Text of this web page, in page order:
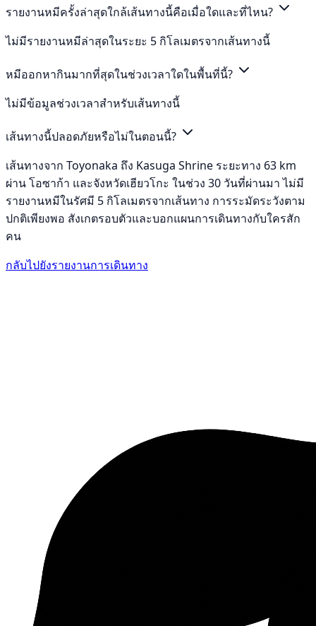
รายงานหมีครั้งล่าสุดใกล้เส้นทางนี้คือเมื่อใดและที่ไหน?
ไม่มีรายงานหมีล่าสุดในระยะ 5 กิโลเมตรจากเส้นทางนี้
หมีออกหากินมากที่สุดในช่วงเวลาใดในพื้นที่นี้?
ไม่มีข้อมูลช่วงเวลาสำหรับเส้นทางนี้
เส้นทางนี้ปลอดภัยหรือไม่ในตอนนี้?
เส้นทางจาก Toyonaka ถึง Kasuga Shrine ระยะทาง 63 km
ผ่าน โอซาก้า และจังหวัดเฮียวโกะ ในช่วง 30 วันที่ผ่านมา ไม่มี
รายงานหมีในรัศมี 5 กิโลเมตรจากเส้นทาง การระมัดระวังตาม
ปกติเพียงพอ สังเกตรอบตัวและบอกแผนการเดินทางกับใครสัก
คน
กลับไปยังรายงานการเดินทาง